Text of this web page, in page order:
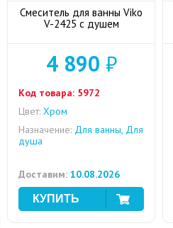
Смеситель для ванны Viko
V-2425 с душем
4 890 ₽
Код товара: 5972
Цвет: Хром
Назначение: Для ванны, Для
душа
Доставим: 10.08.2026